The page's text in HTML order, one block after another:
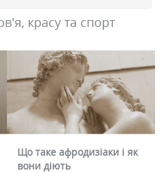
красу та спорт
Що таке афродизіаки і як
вони діють